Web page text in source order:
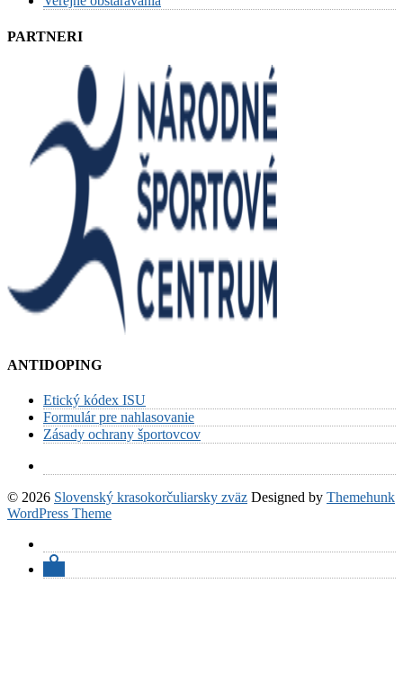
PARTNERI
ANTIDOPING
Etický kódex ISU
Formulár pre nahlasovanie
Zásady ochrany športovcov
© 2026 Slovenský krasokorčuliarsky zväz Designed by Themehunk
WordPress Theme